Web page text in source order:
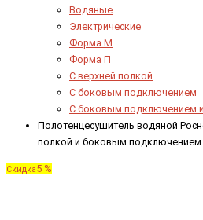
Водяные
Электрические
Форма М
Форма П
C верхней полкой
C боковым подключением
C боковым подключением
Полотенцесушитель водяной
полкой и боковым
Скидка5 %